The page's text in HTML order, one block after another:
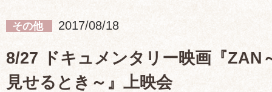
その他 2017/08/18
8/27 ドキュメンタリー映画『ZAN
見せるとき～』上映会